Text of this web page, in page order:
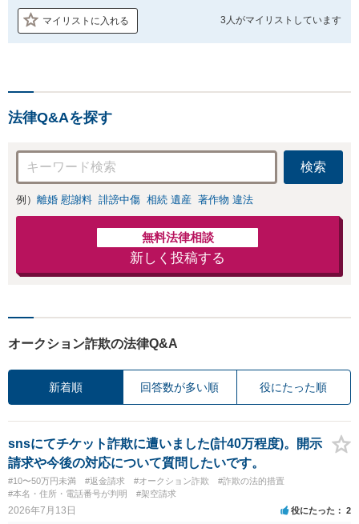
マイリストに入れる 3人がマイリストしています
法律Q&Aを探す
検索
例） 離婚 慰謝料 誹謗中傷 相続 遺産 著作物 違法
無料法律相談
新しく投稿する
オークション詐欺の法律Q&A
新着順 回答数が多い順 役にたった順
snsにてチケット詐欺に遭いました(計40万程度)。開示
請求や今後の対応について質問したいです。
#10〜50万円未満 #返金請求 #オークション詐欺
#詐欺の法的措置
#本名・住所・電話番号が判明
#架空請求
2026年7月13日 役にたった 2